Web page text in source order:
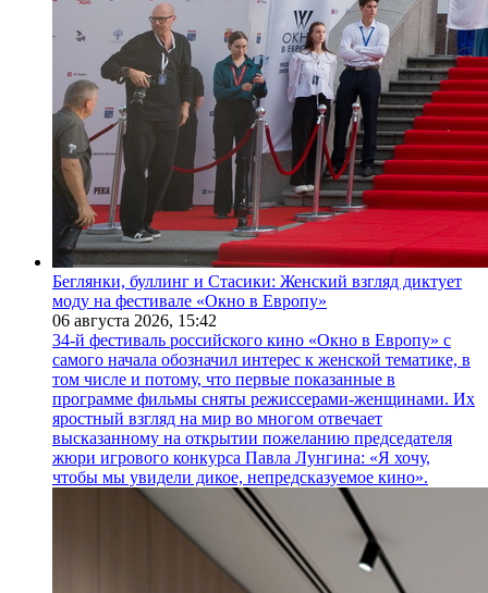
Беглянки, буллинг и Стасики: Женский взгляд диктует
моду на фестивале «Окно в Европу»
06 августа 2026, 15:42
34-й фестиваль российского кино «Окно в Европу» с
самого начала обозначил интерес к женской тематике, в
том числе и потому, что первые показанные в
программе фильмы сняты режиссерами-женщинами. Их
яростный взгляд на мир во многом отвечает
высказанному на открытии пожеланию председателя
жюри игрового конкурса Павла Лунгина: «Я хочу,
чтобы мы увидели дикое, непредсказуемое кино».